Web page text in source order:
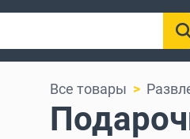
Все товары